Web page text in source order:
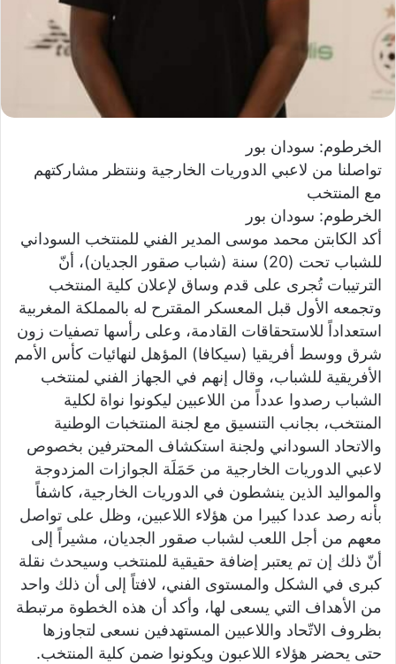
الخرطوم: سودان بور
تواصلنا من لاعبي الدوريات الخارجية وننتظر مشاركتهم
مع المنتخب
الخرطوم: سودان بور
أكد الكابتن محمد موسى المدير الفني للمنتخب السوداني
للشباب تحت (20) سنة (شباب صقور الجديان)، أنّ
الترتيبات تُجرى على قدم وساق لإعلان كلية المنتخب
وتجمعه الأول قبل المعسكر المقترح له بالمملكة المغربية
استعداداً للاستحقاقات القادمة، وعلى رأسها تصفيات زون
شرق ووسط أفريقيا (سيكافا) المؤهل لنهائيات كأس الأمم
الأفريقية للشباب، وقال إنهم في الجهاز الفني لمنتخب
الشباب رصدوا عدداً من اللاعبين ليكونوا نواة لكلية
المنتخب، بجانب التنسيق مع لجنة المنتخبات الوطنية
والاتحاد السوداني ولجنة استكشاف المحترفين بخصوص
لاعبي الدوريات الخارجية من حَمَلَة الجوازات المزدوجة
والمواليد الذين ينشطون في الدوريات الخارجية، كاشفاً
بأنه رصد عددا كبيرا من هؤلاء اللاعبين، وظل على تواصل
معهم من أجل اللعب لشباب صقور الجديان، مشيراً إلى
أنّ ذلك إن تم يعتبر إضافة حقيقية للمنتخب وسيحدث نقلة
كبرى في الشكل والمستوى الفني، لافتاً إلى أن ذلك واحد
من الأهداف التي يسعى لها، وأكد أن هذه الخطوة مرتبطة
بظروف الاتّحاد واللاعبين المستهدفين نسعى لتجاوزها
حتى يحضر هؤلاء اللاعبون ويكونوا ضمن كلية المنتخب.